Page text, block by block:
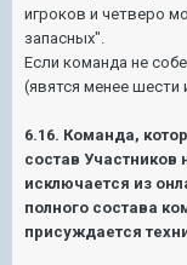
игроков и четверо
запасных".
Если команда не
(явятся менее шести
6.16. Команда,
состав Участников
исключается из
полного состава
присуждается